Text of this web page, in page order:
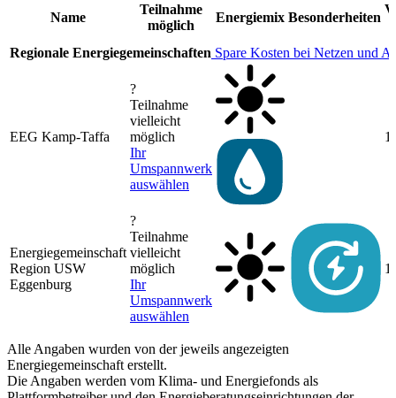
Name
Teilnahme
möglich
Energiemix Besonderheiten
Regionale Energiegemeinschaften Spare Kosten bei Netzen und
EEG Kamp-Taffa
?
Teilnahme
vielleicht
möglich
Ihr
Umspannwerk
auswählen
Energiegemeinschaft
Region USW
Eggenburg
?
Teilnahme
vielleicht
möglich
Ihr
Umspannwerk
auswählen
Alle Angaben wurden von der jeweils angezeigten
Energiegemeinschaft erstellt.
Die Angaben werden vom Klima- und Energiefonds als